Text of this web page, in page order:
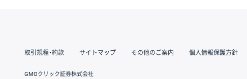
取引規程・約款 サイトマップ その他のご案内 個人情報保護方針
GMOクリック証券株式会社